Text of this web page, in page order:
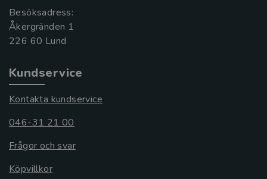
Besöksadress:
Åkergränden 1
Kundservice
Kontakta kundservice
046-31 21 00
Frågor och svar
Köpvillkor